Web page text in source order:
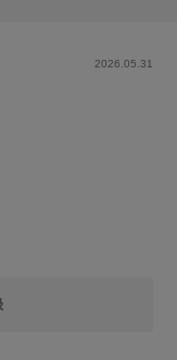
2026.05.31